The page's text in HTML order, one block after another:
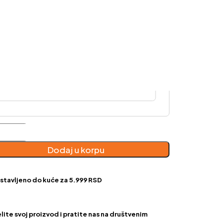
Dodaj u korpu
do kuće za 5.999 RSD
svoj proizvod i pratite nas na društvenim